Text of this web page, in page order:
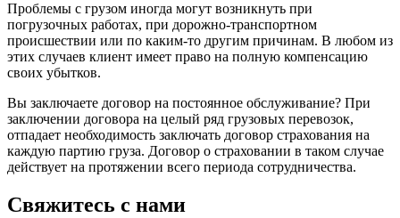
Проблемы с грузом иногда могут возникнуть при
погрузочных работах, при дорожно-транспортном
происшествии или по каким-то другим причинам. В любом из
этих случаев клиент имеет право на полную компенсацию
своих убытков.
Вы заключаете договор на постоянное обслуживание? При
заключении договора на целый ряд грузовых перевозок,
отпадает необходимость заключать договор страхования на
каждую партию груза. Договор о страховании в таком случае
действует на протяжении всего периода сотрудничества.
Свяжитесь с нами